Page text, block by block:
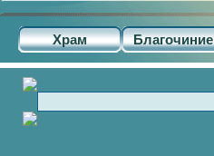
Храм Благочиние